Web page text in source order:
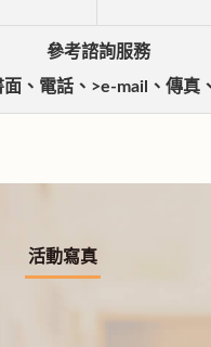
參考諮詢服務
面、電話、>e-mail、傳真
活動寫真